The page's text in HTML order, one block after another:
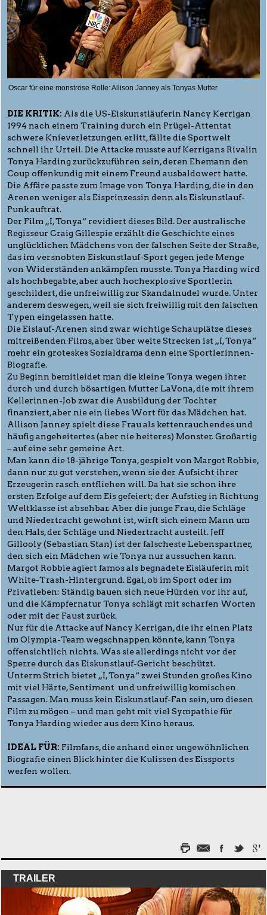
Oscar für eine monströse Rolle: Allison Janney als Tonyas Mutter © Thim
DIE KRITIK: Als die US-Eiskunstläuferin Nancy Kerrigan
1994 nach einem Training durch ein Prügel-Attentat
schwere Knieverletzungen erlitt, fällte die Sportwelt
schnell ihr Urteil. Die Attacke musste auf Kerrigans Rivalin
Tonya Harding zurückzuführen sein, deren Ehemann den
Coup offenkundig mit einem Freund ausbaldowert hatte.
Die Affäre passte zum Image von Tonya Harding, die in den
Arenen weniger als Eisprinzessin denn als Eiskunstlauf-
Punk auftrat.
Der Film „I, Tonya“ revidiert dieses Bild. Der australische
Regisseur Craig Gillespie erzählt die Geschichte eines
unglücklichen Mädchens von der falschen Seite der Straße,
das im versnobten Eiskunstlauf-Sport gegen jede Menge
von Widerständen ankämpfen musste. Tonya Harding wird
als hochbegabte, aber auch hochexplosive Sportlerin
geschildert, die unfreiwillig zur Skandalnudel wurde. Unter
anderem deswegen, weil sie sich freiwillig mit den falschen
Typen eingelassen hatte.
Die Eislauf-Arenen sind zwar wichtige Schauplätze dieses
mitreißenden Films, aber über weite Strecken ist „I, Tonya“
mehr ein groteskes Sozialdrama denn eine Sportlerinnen-
Biografie.
Zu Beginn bemitleidet man die kleine Tonya wegen ihrer
durch und durch bösartigen Mutter LaVona, die mit ihrem
Kellerinnen-Job zwar die Ausbildung der Tochter
finanziert, aber nie ein liebes Wort für das Mädchen hat.
Allison Janney spielt diese Frau als kettenrauchendes und
häufig angeheitertes (aber nie heiteres) Monster. Großartig
– auf eine sehr gemeine Art.
Man kann die 18-jährige Tonya, gespielt von Margot Robbie,
dann nur zu gut verstehen, wenn sie der Aufsicht ihrer
Erzeugerin rasch entfliehen will. Da hat sie schon ihre
ersten Erfolge auf dem Eis gefeiert; der Aufstieg in Richtung
Weltklasse ist absehbar. Aber die junge Frau, die Schläge
und Niedertracht gewohnt ist, wirft sich einem Mann um
den Hals, der Schläge und Niedertracht austeilt. Jeff
Gillooly (Sebastian Stan) ist der falscheste Lebenspartner,
den sich ein Mädchen wie Tonya nur aussuchen kann.
Margot Robbie agiert famos als begnadete Eisläuferin mit
White-Trash-Hintergrund. Egal, ob im Sport oder im
Privatleben: Ständig bauen sich neue Hürden vor ihr auf,
und die Kämpfernatur Tonya schlägt mit scharfen Worten
oder mit der Faust zurück.
Nur für die Attacke auf Nancy Kerrigan, die ihr einen Platz
im Olympia-Team wegschnappen könnte, kann Tonya
offensichtlich nichts. Was sie allerdings nicht vor der
Sperre durch das Eiskunstlauf-Gericht beschützt.
Unterm Strich bietet „I, Tonya“ zwei Stunden großes Kino
mit viel Härte, Sentiment und unfreiwillig komischen
Passagen. Man muss kein Eiskunstlauf-Fan sein, um diesen
Film zu mögen – und man geht mit viel Sympathie für
Tonya Harding wieder aus dem Kino heraus.
IDEAL FÜR: Filmfans, die anhand einer ungewöhnlichen
Biografie einen Blick hinter die Kulissen des Eissports
werfen wollen.
TRAILER